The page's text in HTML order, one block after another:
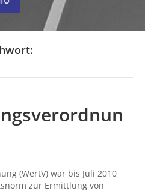
(WertV) war bis Juli 2010
zur Ermittlung von